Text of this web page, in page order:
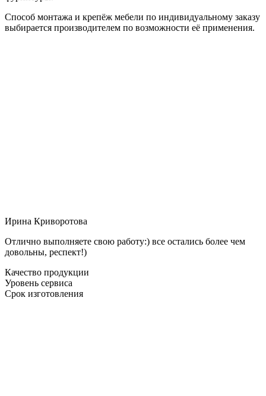
Способ монтажа и крепёж мебели по индивидуальному заказу
выбирается производителем по возможности её применения.
Ирина Криворотова
Отлично выполняете свою работу:) все остались более чем
довольны, респект!)
Качество продукции
Уровень сервиса
Срок изготовления